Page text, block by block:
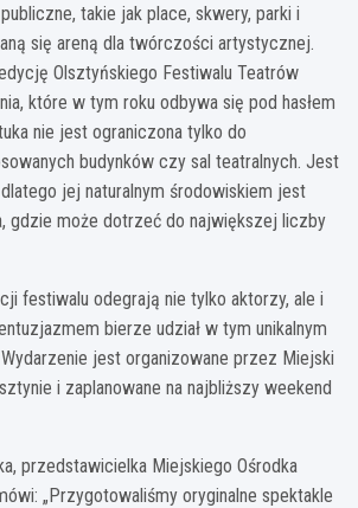
takie jak place, skwery, parki i
się areną dla twórczości artystycznej.
Olsztyńskiego Festiwalu Teatrów
które w tym roku odbywa się pod hasłem
nie jest ograniczona tylko do
budynków czy sal teatralnych. Jest
jej naturalnym środowiskiem jest
gdzie może dotrzeć do największej liczby
festiwalu odegrają nie tylko aktorzy, ale i
bierze udział w tym unikalnym
jest organizowane przez Miejski
i zaplanowane na najbliższy weekend
przedstawicielka Miejskiego Ośrodka
„Przygotowaliśmy oryginalne spektakle